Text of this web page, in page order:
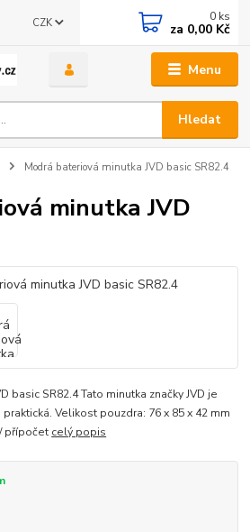
Menu
CZK
Hledat
0 ks
za 0,00 Kč
Modrá bateriová minutka JVD basic SR82.4
minutka JVD
basic SR82.4 Tato minutka značky JVD je
Velikost pouzdra: 76 x 85 x 42 mm
přípočet celý popis